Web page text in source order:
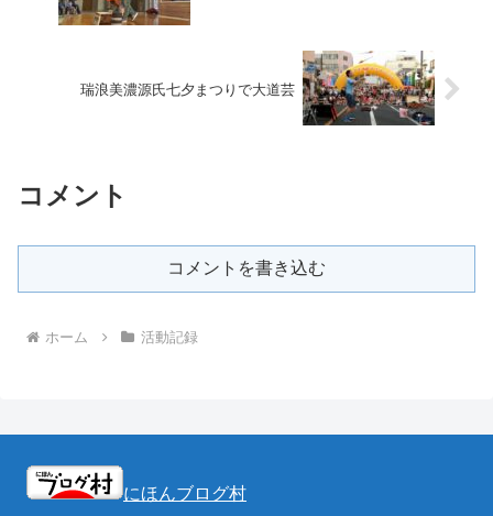
瑞浪美濃源氏七夕まつりで大道芸
コメント
コメントを書き込む
ホーム 活動記録
にほんブログ村